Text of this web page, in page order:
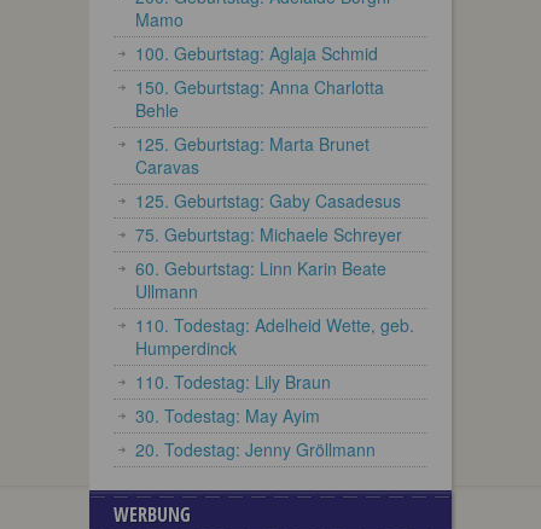
Mamo
100. Geburtstag: Aglaja Schmid
150. Geburtstag: Anna Charlotta
Behle
125. Geburtstag: Marta Brunet
Caravas
125. Geburtstag: Gaby Casadesus
75. Geburtstag: Michaele Schreyer
60. Geburtstag: Linn Karin Beate
Ullmann
110. Todestag: Adelheid Wette, geb.
Humperdinck
110. Todestag: Lily Braun
30. Todestag: May Ayim
20. Todestag: Jenny Gröllmann
WERBUNG